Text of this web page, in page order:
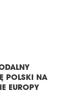
POLSKI NA
EUROPY